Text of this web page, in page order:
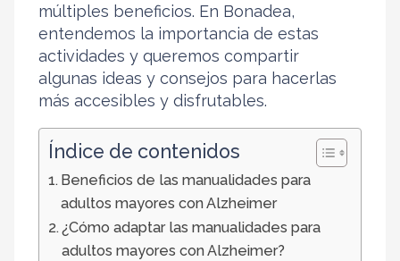
múltiples beneficios. En Bonadea,
entendemos la importancia de estas
actividades y queremos compartir
algunas ideas y consejos para hacerlas
más accesibles y disfrutables.
Índice de contenidos
Beneficios de las manualidades para
adultos mayores con Alzheimer
¿Cómo adaptar las manualidades para
adultos mayores con Alzheimer?